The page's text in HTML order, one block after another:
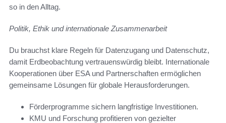
so in den Alltag.
Politik, Ethik und internationale Zusammenarbeit
Du brauchst klare Regeln für Datenzugang und Datenschutz,
damit Erdbeobachtung vertrauenswürdig bleibt. Internationale
Kooperationen über ESA und Partnerschaften ermöglichen
gemeinsame Lösungen für globale Herausforderungen.
Förderprogramme sichern langfristige Investitionen.
KMU und Forschung profitieren von gezielter